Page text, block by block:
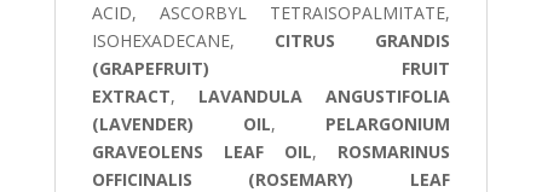
ACID, ASCORBYL TETRAISOPALMITATE,
ISOHEXADECANE, CITRUS GRANDIS
(GRAPEFRUIT) FRUIT
EXTRACT, LAVANDULA ANGUSTIFOLIA
(LAVENDER) OIL, PELARGONIUM
GRAVEOLENS LEAF OIL, ROSMARINUS
OFFICINALIS (ROSEMARY) LEAF